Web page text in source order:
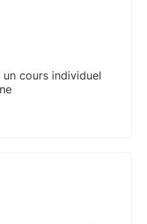
cours individuel